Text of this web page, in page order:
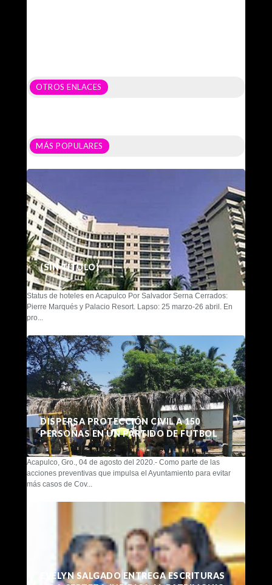
OTROS ENLACES
MÁS POPULARES
(SIN TÍTULO)
Status de hoteles en Acapulco Por Salvador Serna Cerrados:
Pierre Marqués y Palacio Resort. Lapso: 25 marzo-26 abril. En
pro...
DISPERSA PROTECCIÓN CIVIL A 150
PERSONAS EN UN PARTIDO DE FUTBOL
Acapulco, Gro., 04 de agosto del 2020.- Como parte de las
acciones preventivas que impulsa el Ayuntamiento para evitar
más casos de Cov...
EVELYN SALGADO ENTREGA ESCRITURAS